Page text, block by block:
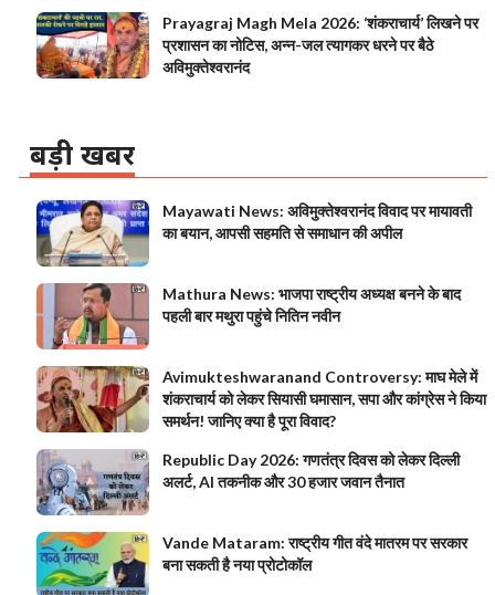
Prayagraj Magh Mela 2026: ‘शंकराचार्य’ लिखने पर
प्रशासन का नोटिस, अन्न-जल त्यागकर धरने पर बैठे
अविमुक्तेश्वरानंद
बड़ी खबर
Mayawati News: अविमुक्तेश्वरानंद विवाद पर मायावती
का बयान, आपसी सहमति से समाधान की अपील
Mathura News: भाजपा राष्ट्रीय अध्यक्ष बनने के बाद
पहली बार मथुरा पहुंचे नितिन नवीन
Avimukteshwaranand Controversy: माघ मेले में
शंकराचार्य को लेकर सियासी घमासान, सपा और कांग्रेस ने किया
समर्थन! जानिए क्या है पूरा विवाद?
Republic Day 2026: गणतंत्र दिवस को लेकर दिल्ली
अलर्ट, AI तकनीक और 30 हजार जवान तैनात
Vande Mataram: राष्ट्रीय गीत वंदे मातरम पर सरकार
बना सकती है नया प्रोटोकॉल